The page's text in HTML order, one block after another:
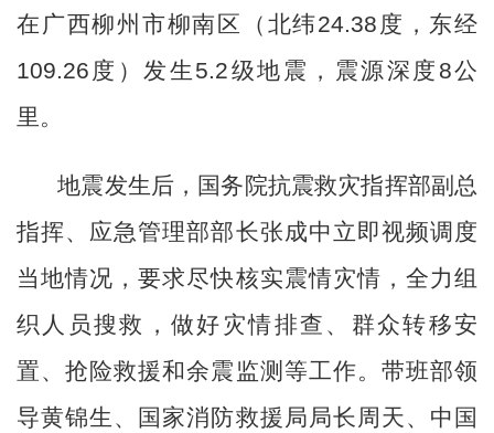
在广西柳州市柳南区（北纬24.38度，东经
109.26度）发生5.2级地震，震源深度8公
里。
地震发生后，国务院抗震救灾指挥部副总
指挥、应急管理部部长张成中立即视频调度
当地情况，要求尽快核实震情灾情，全力组
织人员搜救，做好灾情排查、群众转移安
置、抢险救援和余震监测等工作。带班部领
导黄锦生、国家消防救援局局长周天、中国